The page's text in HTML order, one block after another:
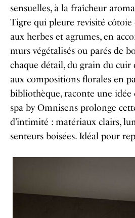
sensuelles, à la fraîcheur
Tigre qui pleure revisité côtoie
aux herbes et agrumes, en
murs végétalisés ou parés de
chaque détail, du grain du cuir
aux compositions florales en
bibliothèque, raconte une idée
spa by Omnisens prolonge
d’intimité : matériaux clairs,
senteurs boisées. Idéal pour